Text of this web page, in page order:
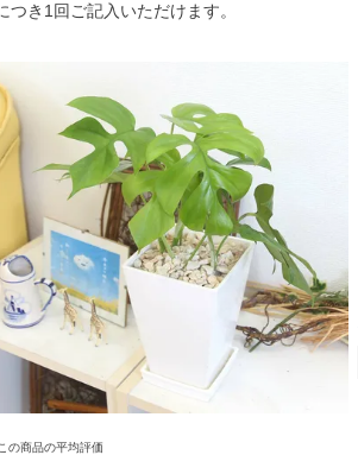
き1回ご記入いただけます。